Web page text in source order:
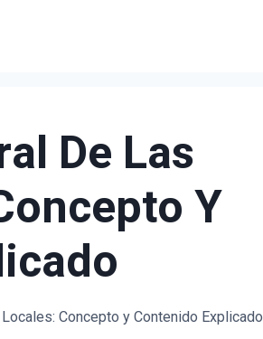
De Las
Y
Concepto y Contenido Explicado